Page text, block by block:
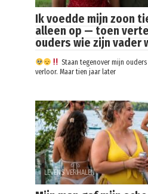
Ik voedde mijn zoon
alleen op — toen
ouders wie zijn vader
Staan tegenover mijn
verloor. Maar tien jaar later
LEVENS VERHALEN